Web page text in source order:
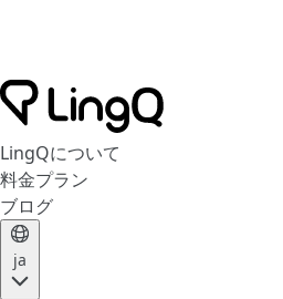
LingQについて
料金プラン
ブログ
ja